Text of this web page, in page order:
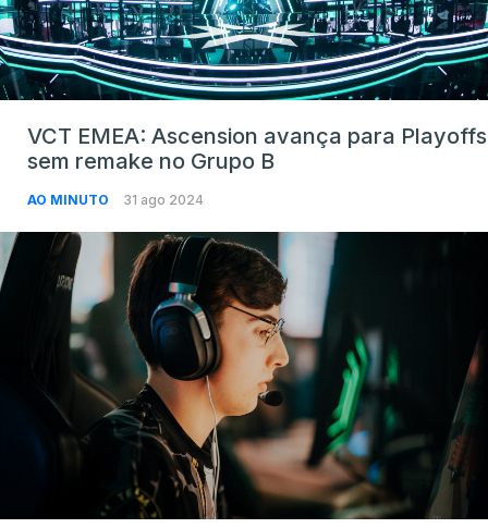
VCT EMEA: Ascension avança para Playoffs
sem remake no Grupo B
AO MINUTO 31 ago 2024